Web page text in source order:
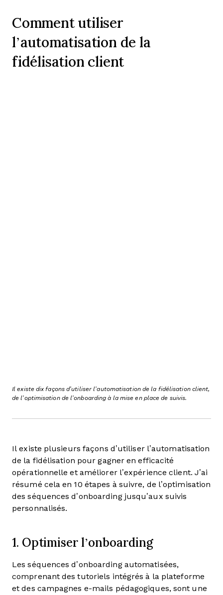
Comment utiliser
l’automatisation de la
fidélisation client
Il existe dix façons d’utiliser l’automatisation de la fidélisation client,
de l’optimisation de l’onboarding à la mise en place de suivis.
Il existe plusieurs façons d’utiliser l’automatisation
de la fidélisation pour gagner en efficacité
opérationnelle et améliorer l’expérience client. J’ai
résumé cela en 10 étapes à suivre, de l’optimisation
des séquences d’onboarding jusqu’aux suivis
personnalisés.
1. Optimiser l’onboarding
Les séquences d’onboarding automatisées,
comprenant des tutoriels intégrés à la plateforme
et des campagnes e-mails pédagogiques, sont une